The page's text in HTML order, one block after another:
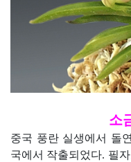
소
중국 풍란 실생에서 돌
국에서 작출되었다. 필